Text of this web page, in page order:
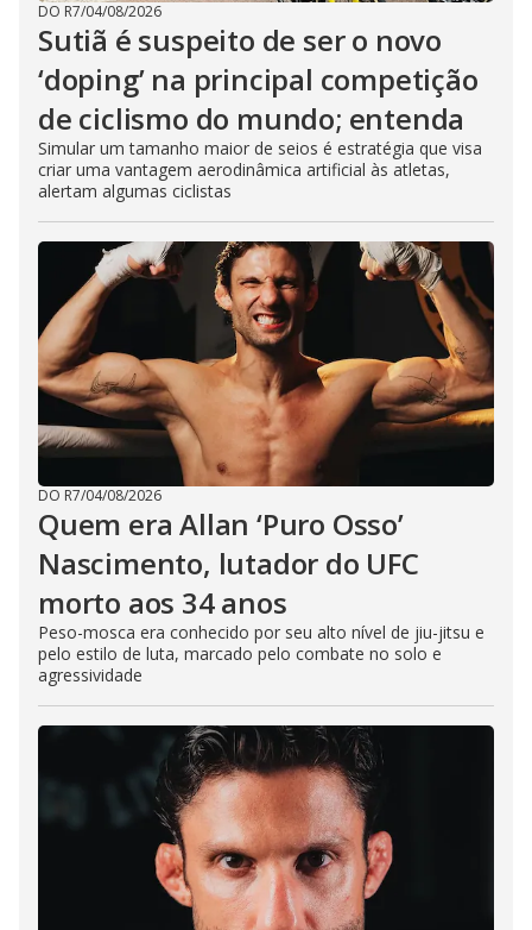
DO R7/04/08/2026
Sutiã é suspeito de ser o novo
‘doping’ na principal competição
de ciclismo do mundo; entenda
Simular um tamanho maior de seios é estratégia que visa
criar uma vantagem aerodinâmica artificial às atletas,
alertam algumas ciclistas
DO R7/04/08/2026
Quem era Allan ‘Puro Osso’
Nascimento, lutador do UFC
morto aos 34 anos
Peso-mosca era conhecido por seu alto nível de jiu-jitsu e
pelo estilo de luta, marcado pelo combate no solo e
agressividade